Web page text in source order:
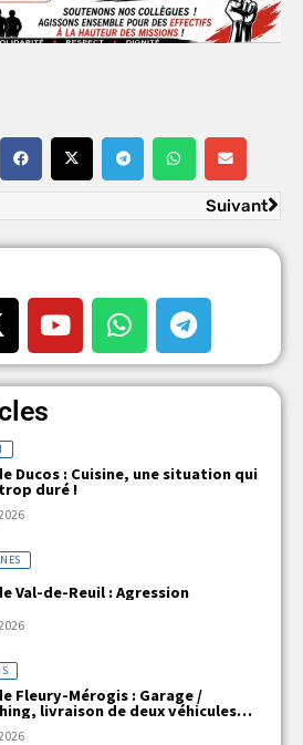
Suivant
Ducos : Cuisine, une situation qui
trop duré !
Val-de-Reuil : Agression
Fleury-Mérogis : Garage /
livraison de deux véhicules